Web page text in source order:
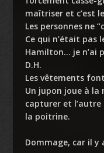
maîtriser et c’est
Les personnes ne
Ce qui n’était pas
Hamilton… je n’ai
D.H.
Les vêtements
Un jupon joue à la
capturer et l’autre
la poitrine.
Dommage, car il